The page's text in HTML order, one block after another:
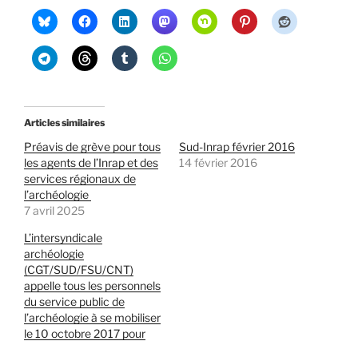
Articles similaires
Préavis de grève pour tous
les agents de l’Inrap et des
services régionaux de
l’archéologie
7 avril 2025
Sud-Inrap février 2016
14 février 2016
L’intersyndicale
archéologie
(CGT/SUD/FSU/CNT)
appelle tous les personnels
du service public de
l’archéologie à se mobiliser
le 10 octobre 2017 pour